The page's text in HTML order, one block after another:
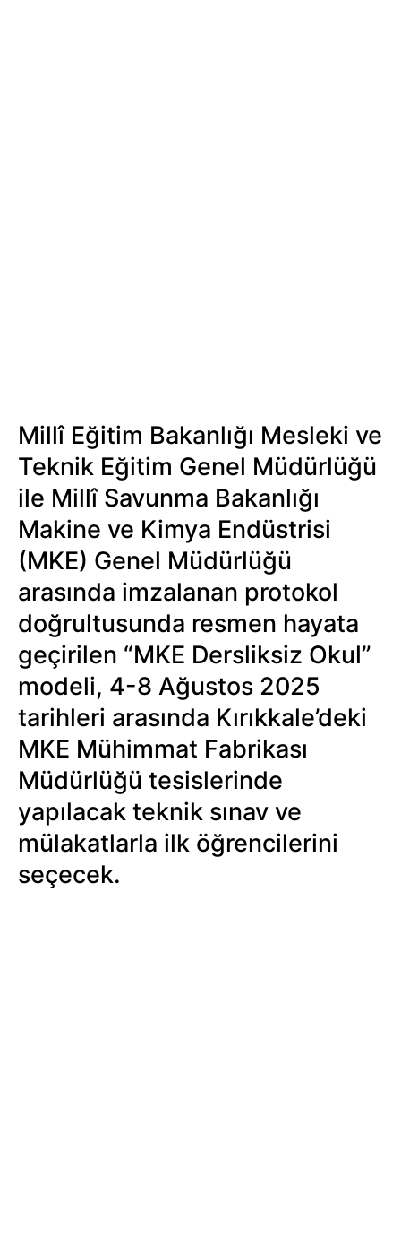
Millî Eğitim Bakanlığı Mesleki ve
Teknik Eğitim Genel Müdürlüğü
ile Millî Savunma Bakanlığı
Makine ve Kimya Endüstrisi
(MKE) Genel Müdürlüğü
arasında imzalanan protokol
doğrultusunda resmen hayata
geçirilen “MKE Dersliksiz Okul”
modeli, 4-8 Ağustos 2025
tarihleri arasında Kırıkkale’deki
MKE Mühimmat Fabrikası
Müdürlüğü tesislerinde
yapılacak teknik sınav ve
mülakatlarla ilk öğrencilerini
seçecek.